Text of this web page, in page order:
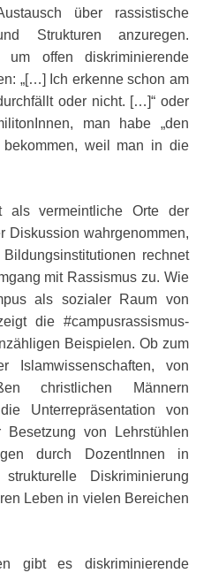
über rassistische
Strukturen anzuregen.
offen diskriminierende
„[…] Ich erkenne schon am
oder nicht. […]“ oder
man habe „den
bekommen, weil man in die
als vermeintliche Orte der
Diskussion wahrgenommen,
rechnet
mit Rassismus zu. Wie
als sozialer Raum von
die #campusrassismus-
Beispielen. Ob zum
Islamwissenschaften, von
christlichen Männern
Unterrepräsentation von
von Lehrstühlen
durch DozentInnen in
Diskriminierung
Leben in vielen Bereichen
gibt es diskriminierende